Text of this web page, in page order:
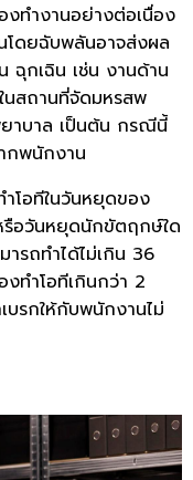
งทำงานอย่างต่อเนื่อง
โดยฉับพลันอาจส่งผล
ฉุกเฉิน เช่น งานด้าน
นสถานที่จัดมหรสพ
ยาบาล เป็นต้น กรณีนี้
กพนักงาน
โอทีในวันหยุดของ
รือวันหยุดนักขัตฤกษ์ใด
รถทำได้ไม่เกิน 36
ทำโอทีเกินกว่า 2
บรกให้กับพนักงานไม่